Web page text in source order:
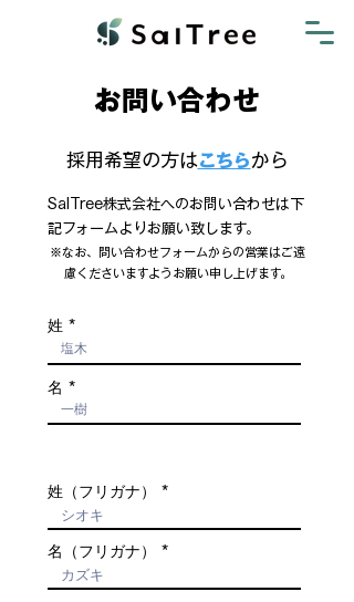
お問い合わせ
お問い合わせ
採用希望の方はこちら​から
SalTree株式会社へのお問い合わせは下
記フォームよりお願い致します。
※なお、問い合わせフォームからの営業はご遠
慮くださいますようお願い申し上げます。
姓
名
姓（フリガナ）
名（フリガナ）